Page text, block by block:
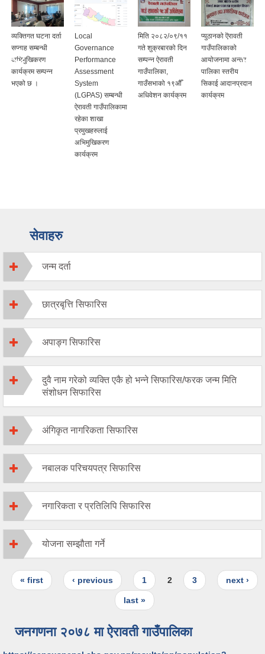
व्यक्तिगत घटना दर्ता
सप्ताह सम्बन्धी
अभिमुखिकरण
कार्यक्रम सम्पन्न
भएको छ ।
Local
Governance
Performance
Assessment
System
(LGPAS) सम्बन्धी
ऐरावती गाउँपालिकामा
रहेका शाखा
प्रमुखहरुलाई
अभिमुखिकरण
कार्यक्रम
मिति २०८२/०९/११
गते शुक्रबारको दिन
सम्पन्न ऐरावती
गाउँपालिका,
गाउँसभाको १९औँ
अधिवेशन कार्यक्रम
प्युठानको ऎरावती
गाउँपालिकाको
आयोजनामा अन्तर
पालिका स्तरीय
सिकाई आदानप्रदान
कार्यक्रम
सेवाहरु
जन्म दर्ता
छात्रबृत्ति सिफारिस
अपाङ्ग सिफारिस
दुवै नाम गरेको व्यक्ति एकै हो भन्ने सिफारिस/फरक जन्म मिति
संशोधन सिफारिस
अंगिकृत नागरिकता सिफारिस
नबालक परिचयपत्र सिफारिस
नगारिकता र प्रतिलिपि सिफारिस
योजना सम्झौता गर्ने
Pages
« first ‹ previous 1 2 3 next ›
last »
जनगणना २०७८ मा ऐरावती गाउँपालिका